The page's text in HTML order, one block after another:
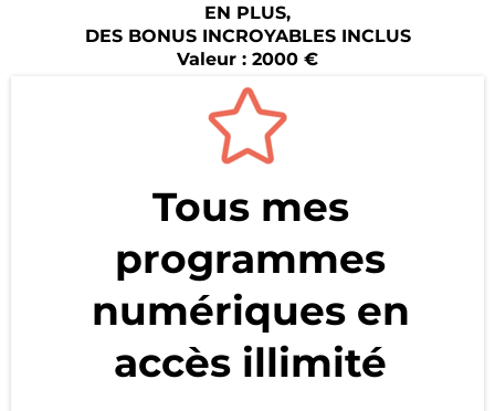
EN PLUS,
DES BONUS INCROYABLES INCLUS
Valeur : 2000 €
Tous mes
programmes
numériques en
accès illimité